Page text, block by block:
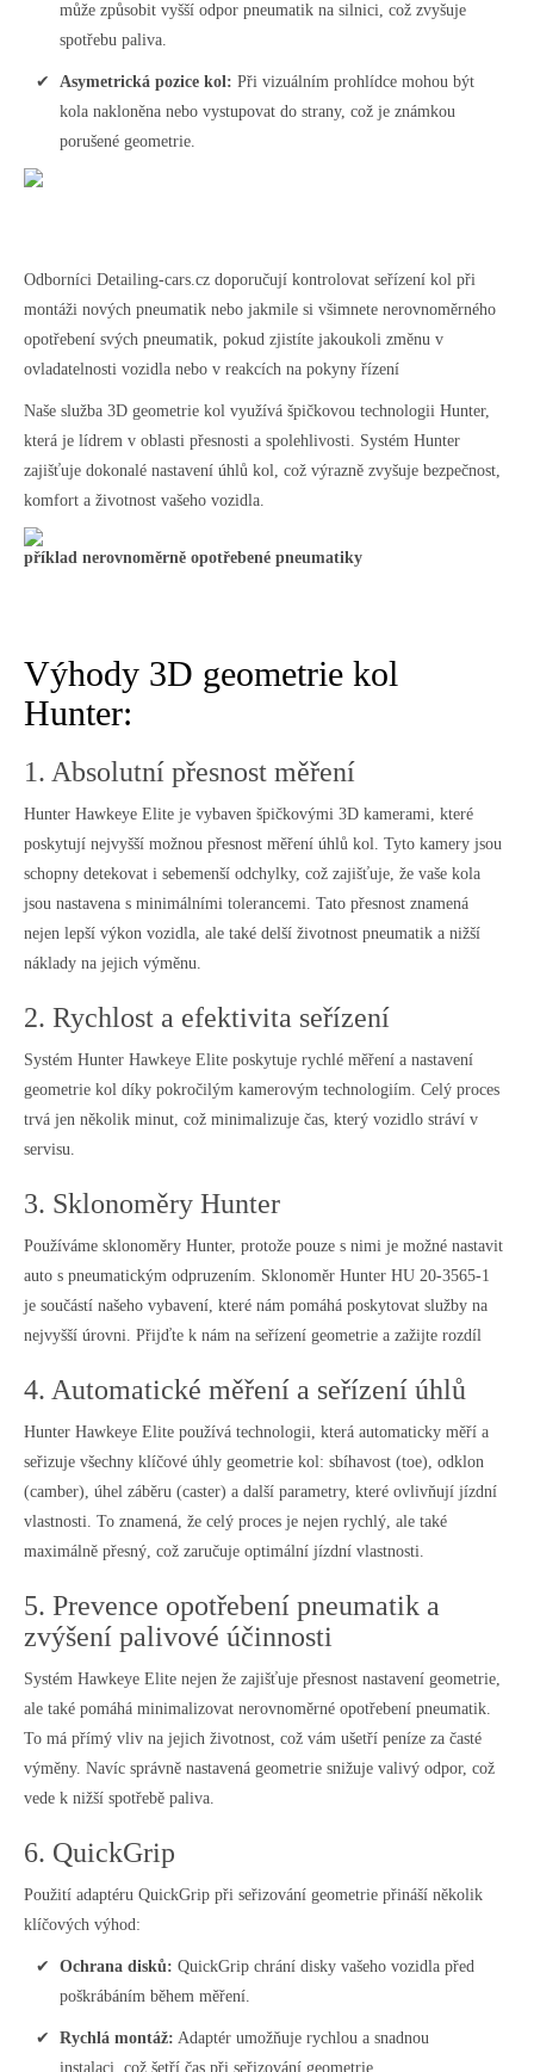
může způsobit vyšší odpor pneumatik na silnici, což zvyšuje
spotřebu paliva.
Asymetrická pozice kol: Při vizuálním prohlídce mohou být
kola nakloněna nebo vystupovat do strany, což je známkou
porušené geometrie.
Odborníci Detailing-cars.cz doporučují kontrolovat seřízení kol při
montáži nových pneumatik nebo jakmile si všimnete nerovnoměrného
opotřebení svých pneumatik, pokud zjistíte jakoukoli změnu v
ovladatelnosti vozidla nebo v reakcích na pokyny řízení
Naše služba 3D geometrie kol využívá špičkovou technologii Hunter,
která je lídrem v oblasti přesnosti a spolehlivosti. Systém Hunter
zajišťuje dokonalé nastavení úhlů kol, což výrazně zvyšuje bezpečnost,
komfort a životnost vašeho vozidla.
příklad nerovnoměrně opotřebené pneumatiky
Výhody 3D geometrie kol
Hunter:
1. Absolutní přesnost měření
Hunter Hawkeye Elite je vybaven špičkovými 3D kamerami, které
poskytují nejvyšší možnou přesnost měření úhlů kol. Tyto kamery jsou
schopny detekovat i sebemenší odchylky, což zajišťuje, že vaše kola
jsou nastavena s minimálními tolerancemi. Tato přesnost znamená
nejen lepší výkon vozidla, ale také delší životnost pneumatik a nižší
náklady na jejich výměnu.
2. Rychlost a efektivita seřízení
Systém Hunter Hawkeye Elite poskytuje rychlé měření a nastavení
geometrie kol díky pokročilým kamerovým technologiím. Celý proces
trvá jen několik minut, což minimalizuje čas, který vozidlo stráví v
servisu.
3. Sklonoměry Hunter
Používáme sklonoměry Hunter, protože pouze s nimi je možné nastavit
auto s pneumatickým odpruzením. Sklonoměr Hunter HU 20-3565-1
je součástí našeho vybavení, které nám pomáhá poskytovat služby na
nejvyšší úrovni. Přijďte k nám na seřízení geometrie a zažijte rozdíl
4. Automatické měření a seřízení úhlů
Hunter Hawkeye Elite používá technologii, která automaticky měří a
seřizuje všechny klíčové úhly geometrie kol: sbíhavost (toe), odklon
(camber), úhel záběru (caster) a další parametry, které ovlivňují jízdní
vlastnosti. To znamená, že celý proces je nejen rychlý, ale také
maximálně přesný, což zaručuje optimální jízdní vlastnosti.
5. Prevence opotřebení pneumatik a
zvýšení palivové účinnosti
Systém Hawkeye Elite nejen že zajišťuje přesnost nastavení geometrie,
ale také pomáhá minimalizovat nerovnoměrné opotřebení pneumatik.
To má přímý vliv na jejich životnost, což vám ušetří peníze za časté
výměny. Navíc správně nastavená geometrie snižuje valivý odpor, což
vede k nižší spotřebě paliva.
6. QuickGrip
Použití adaptéru QuickGrip při seřizování geometrie přináší několik
klíčových výhod:
Ochrana disků: QuickGrip chrání disky vašeho vozidla před
poškrábáním během měření.
Rychlá montáž: Adaptér umožňuje rychlou a snadnou
instalaci, což šetří čas při seřizování geometrie.